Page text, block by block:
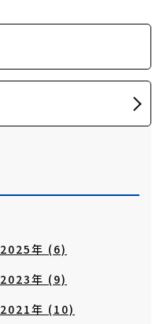
2025年 (6)
2023年 (9)
2021年 (10)